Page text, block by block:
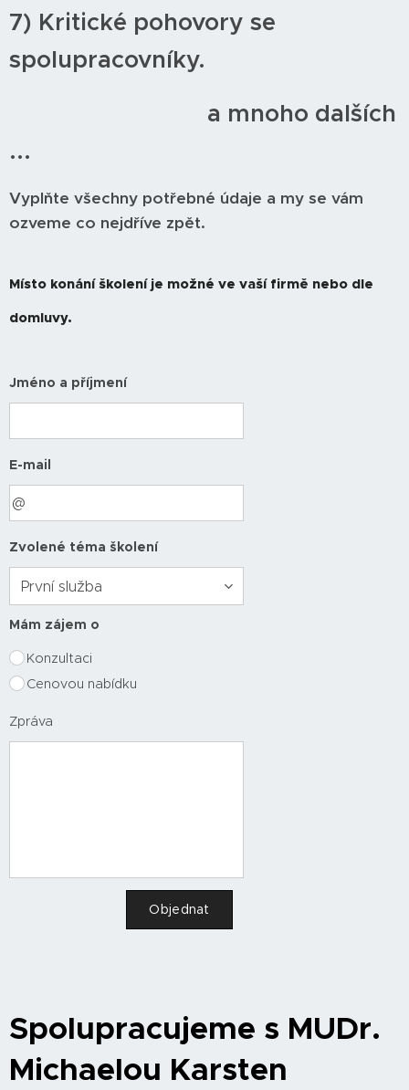
7) Kritické pohovory se
spolupracovníky.
a mnoho dalších
...
Vyplňte všechny potřebné údaje a my se vám
ozveme co nejdříve zpět.
Místo konání školení je možné ve vaší firmě nebo dle
domluvy.
Jméno a příjmení
E-mail
Zvolené téma školení
Mám zájem o
Konzultaci
Cenovou nabídku
Zpráva
Objednat
Spolupracujeme s MUDr.
Michaelou Karsten